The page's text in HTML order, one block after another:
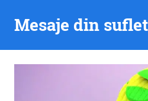
Mesaje din suflet